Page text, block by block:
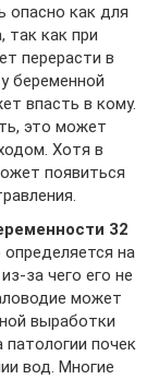
опасно как для
как при
перерасти в
беременной
впасть в кому.
это может
Хотя в
появиться
32
на
за чего его не
может
выработки
почек
вод. Многие